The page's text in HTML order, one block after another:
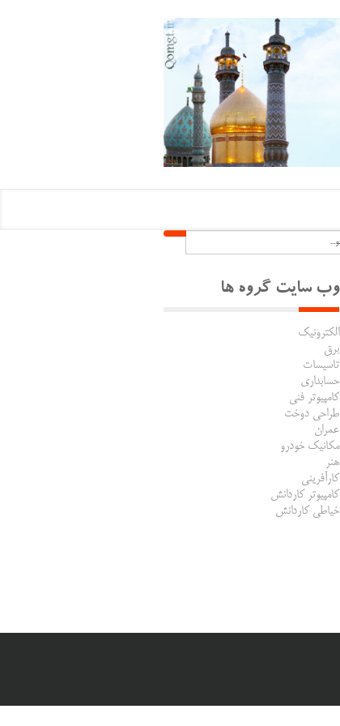
وب سایت گروه ها
الکترونیک
برق
تاسیسات
حسابداری
کامپیوتر فنی
طراحی دوخت
عمران
مکانیک خودرو
هنر
کارآفرینی
کامپیوتر کاردانش
خیاطی کاردانش